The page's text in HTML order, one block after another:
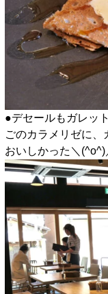
●デセールもガレッ
ごのカラメリゼに、
おいしかった＼(^o^)